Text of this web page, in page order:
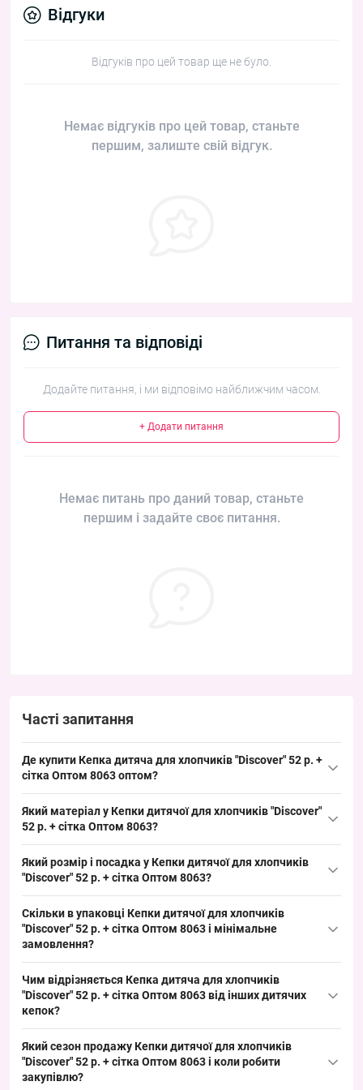
Відгуки
Відгуків про цей товар ще не було.
Немає відгуків про цей товар, станьте
першим, залиште свій відгук.
Питання та відповіді
Додайте питання, і ми відповімо найближчим часом.
+ Додати питання
Немає питань про даний товар, станьте
першим і задайте своє питання.
Часті запитання
Де купити Кепка дитяча для хлопчиків "Discover" 52 р. +
сітка Оптом 8063 оптом?
Оптом 8063 можна оптом з Одеси 7КМ; модель ходовий літній
кепки
для літнього періоду.
Який матеріал у Кепки дитячої для хлопчиків "Discover"
52 р. + сітка Оптом 8063?
підходить для літнього асортименту. Така тканина зручна для
кольоростійкість при звичайній експозиції.
Який розмір і посадка у Кепки дитячої для хлопчиків
"Discover" 52 р. + сітка Оптом 8063?
для відповідної вікової групи в літній період. Посадка
стандартна для дитячих кепок з липучкою, що полегшує
Скільки в упаковці Кепки дитячої для хлопчиків
"Discover" 52 р. + сітка Оптом 8063 і мінімальне
замовлення?
Така фасовка зручна для оптових покупців і дозволяє швидко
комплектувати товарні лоти для роздрібної реалізації в літній
Чим відрізняється Кепка дитяча для хлопчиків
"Discover" 52 р. + сітка Оптом 8063 від інших дитячих
кепок?
липучки, а також літнім фасоном з козирьком і сіткою;
альтернативи можуть бути з поліестеру або без сітки у різних
Який сезон продажу Кепки дитячої для хлопчиків
"Discover" 52 р. + сітка Оптом 8063 і коли робити
закупівлю?